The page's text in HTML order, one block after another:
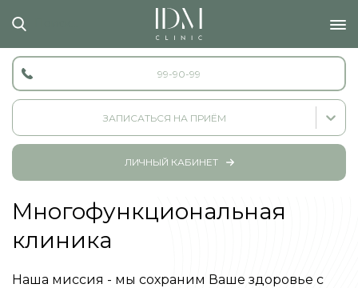
99-90-99
ЗАПИСАТЬСЯ НА ПРИЁМ
ЛИЧНЫЙ КАБИНЕТ
Многофункциональная
клиника
Наша миссия - мы сохраним Ваше здоровье с